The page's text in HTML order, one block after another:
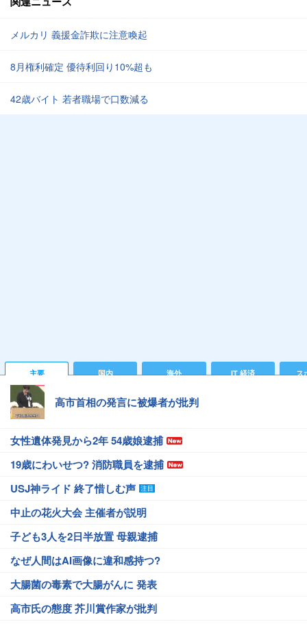
メルカリ 義援金詐欺に注意喚起
8月権利確定 優待利回り10%超も
42歳バイト 若者職場で口数減る
主要 国内 海外 IT 経済 ス
高市首相の発言に被爆者が批判
女性遺体発見から2年 54歳娘逮捕
19歳にわいせつ? 消防職員を逮捕
USJ神ライド 終了惜しむ声
中止の花火大会 主催者が説明
子ども3人を2日半放置 母親逮捕
なぜ人間はAI画像に違和感持つ?
大腸菌の毒素で大腸がんに 発表
高市氏の態度 芥川賞作家が批判